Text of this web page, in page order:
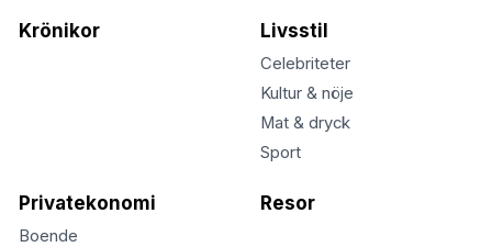
Krönikor Livsstil
Celebriteter
Kultur & nöje
Mat & dryck
Sport
Privatekonomi
Boende
Resor